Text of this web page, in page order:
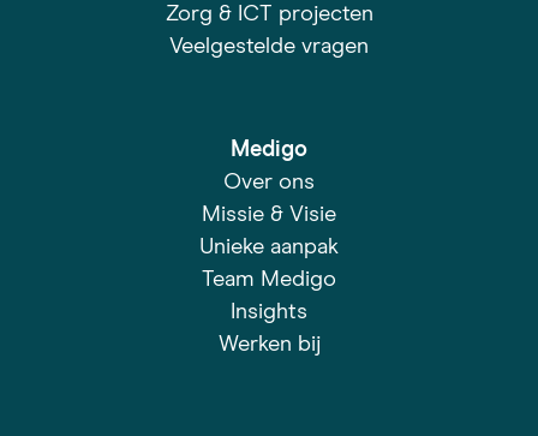
Zorg & ICT projecten
Veelgestelde vragen
Medigo
Over ons
Missie & Visie
Unieke aanpak
Team Medigo
Insights
Werken bij